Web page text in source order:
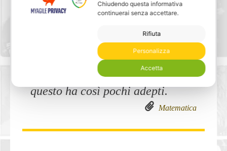
18) La matematica è la religione
della gente che ha cervello, per
questo ha così pochi adepti.
Matematica
Chiudendo questa informativa
continuerai senza accettare.
Accetta
Rifiuta
Personalizza